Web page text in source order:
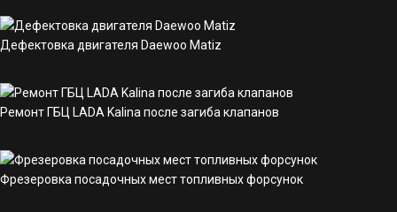
Дефектовка двигателя Daewoo Matiz
Ремонт ГБЦ LADA Kalina после загиба клапанов
Фрезеровка посадочных мест топливных форсунок